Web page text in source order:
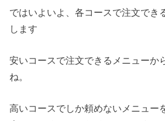
ではいよいよ、各コースで注文でき
します
安いコースで注文できるメニューか
ね。
高いコースでしか頼めないメニュー